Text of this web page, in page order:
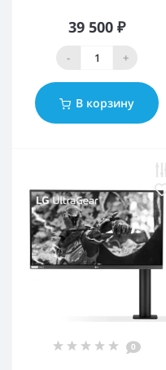
39 500 ₽
- +
В корзину
0